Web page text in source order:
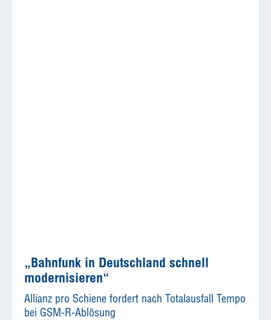
„Bahnfunk in Deutschland schnell
modernisieren“
Allianz pro Schiene fordert nach Totalausfall Tempo
bei GSM-R-Ablösung